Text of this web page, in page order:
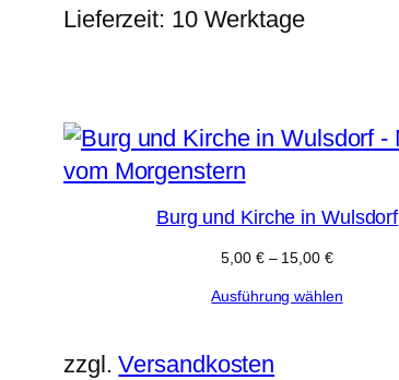
Lieferzeit: 10 Werktage
Burg und Kirche in Wulsdorf
5,00 €– 15,00 €
Ausführung wählen
zzgl.Versandkosten